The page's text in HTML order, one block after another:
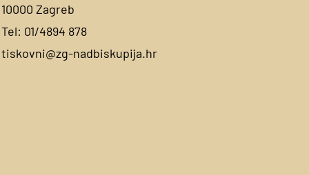
10000 Zagreb
Tel: 01/4894 878
tiskovni@zg-nadbiskupija.hr